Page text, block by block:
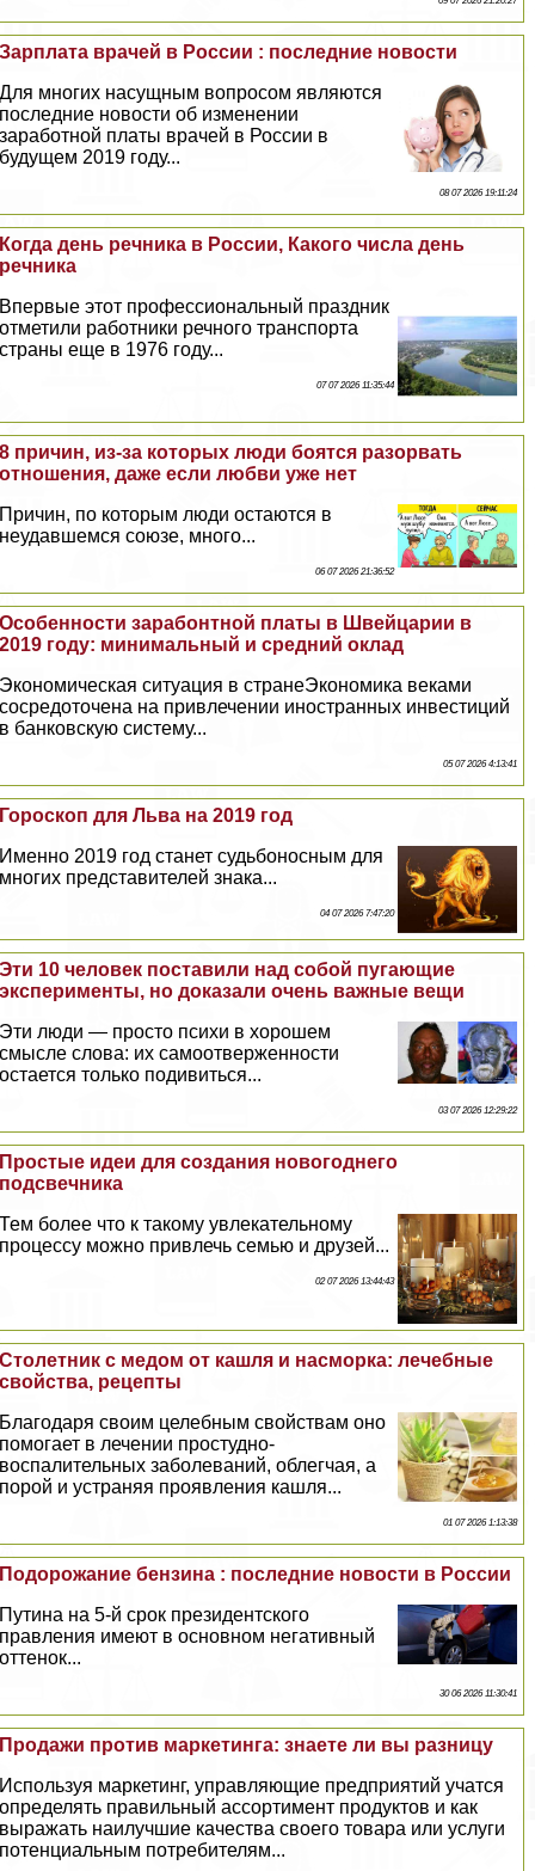
Зарплата врачей в России : последние новости
Для многих насущным вопросом являются
последние новости об изменении
заработной платы врачей в России в
будущем 2019 году...
08 07 2026 19:11:24
Когда день речника в России, Какого числа день
речника
Впервые этот профессиональный праздник
отметили работники речного трaнcпорта
страны еще в 1976 году...
07 07 2026 11:35:44
8 причин, из-за которых люди боятся разорвать
отношения, даже если любви уже нет
Причин, по которым люди остаются в
неудавшемся союзе, много...
06 07 2026 21:36:52
Особенности зарабонтной платы в Швейцарии в
2019 году: минимальный и средний оклад
Экономическая ситуация в странеЭкономика веками
сосредоточена на привлечении иностранных инвестиций
в банковскую систему...
05 07 2026 4:13:41
Гороскоп для Льва на 2019 год
Именно 2019 год станет судьбоносным для
многих представителей знака...
04 07 2026 7:47:20
Эти 10 человек поставили над собой пугающие
эксперименты, но доказали очень важные вещи
Эти люди — просто психи в хорошем
смысле слова: их самоотверженности
остается только подивиться...
03 07 2026 12:29:22
Простые идеи для создания новогоднего
подсвечника
Тем более что к такому увлекательному
процессу можно привлечь семью и друзей...
02 07 2026 13:44:43
Столетник с медом от кашля и насморка: лечебные
свойства, рецепты
Благодаря своим целебным свойствам оно
помогает в лечении простудно-
воспалительных заболеваний, облегчая, а
порой и устраняя проявления кашля...
01 07 2026 1:13:38
Подорожание бензина : последние новости в России
Путина на 5-й срок президентского
правления имеют в основном негативный
оттенок...
30 06 2026 11:30:41
Продажи против маркетинга: знаете ли вы разницу
Используя маркетинг, управляющие предприятий учатся
определять правильный ассортимент продуктов и как
выражать наилучшие качества своего товара или услуги
потенциальным потребителям...